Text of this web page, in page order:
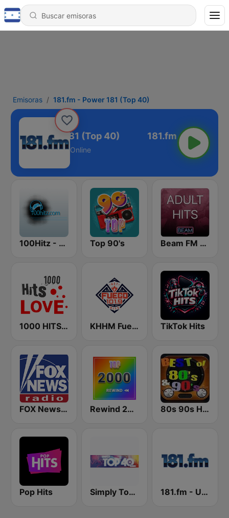
Emisoras 181.fm - Power 181 (Top 40)
- Power 181 (Top 40)
Online
100Hitz - Hot Hitz Top 90's Beam FM - Adult Hits
1000 HITS Love KHHM Fuego 101.9 TikTok Hits
FOX News Radio Rewind 2000's 80s 90s Hits Radio
Pop Hits Simply Top 40 Radio 181.fm - UK top 40